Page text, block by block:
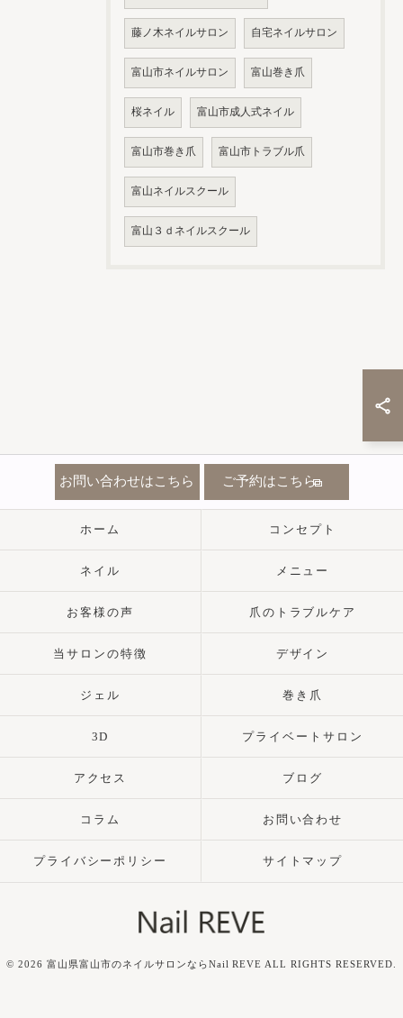
藤ノ木ネイルサロン 自宅ネイルサロン
富山市ネイルサロン 富山巻き爪
桜ネイル 富山市成人式ネイル
富山市巻き爪 富山市トラブル爪
富山ネイルスクール
富山３ｄネイルスクール
お問い合わせはこちら ご予約はこちら
ホーム コンセプト
ネイル メニュー
お客様の声 爪のトラブルケア
当サロンの特徴 デザイン
ジェル 巻き爪
3D プライベートサロン
アクセス ブログ
コラム お問い合わせ
プライバシーポリシー サイトマップ
© 2026 富山県富山市のネイルサロンならNail REVE ALL RIGHTS RESERVED.